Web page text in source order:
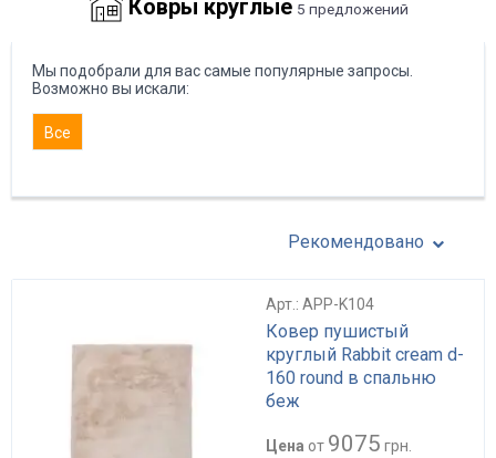
Ковры круглые 5 предложений
Мы подобрали для вас самые популярные запросы.
Возможно вы искали:
Все
Рекомендовано
Арт.: APP-K104
Ковер пушистый
круглый Rabbit cream d-
160 round в спальню
беж
Цена от 9075 грн.